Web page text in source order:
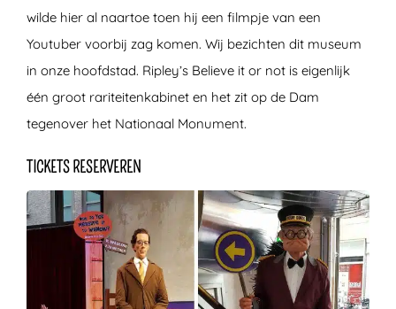
wilde hier al naartoe toen hij een filmpje van een
Youtuber voorbij zag komen. Wij bezichten dit museum
in onze hoofdstad. Ripley’s Believe it or not is eigenlijk
één groot rariteitenkabinet en het zit op de Dam
tegenover het Nationaal Monument.
TICKETS RESERVEREN